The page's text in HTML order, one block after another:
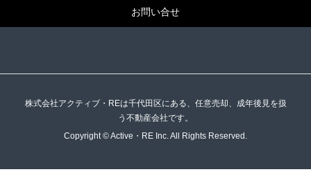
お問い合せ
株式会社アクティブ・REは千代田区にある、任意売却、成年後見を扱
う不動産会社です。
Copyright © Active・RE Inc. All Rights Reserved.